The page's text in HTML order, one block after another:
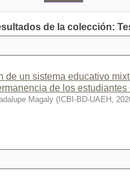
de la colección:
de un sistema educativo
de los
Magaly ( ICBI-BD-UAEH ,